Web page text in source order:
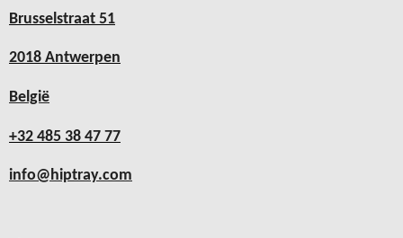
Brusselstraat 51
2018 Antwerpen
België
+32 485 38 47 77
info@hiptray.com